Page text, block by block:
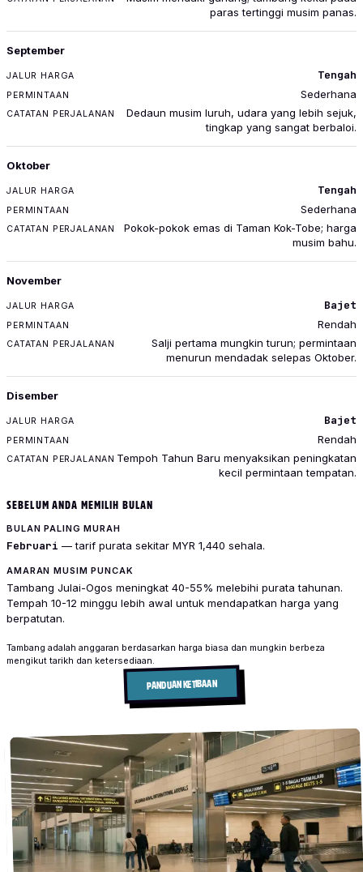
paras tertinggi musim panas.
September
Tengah
Sederhana
Dedaun musim luruh, udara yang lebih sejuk,
tingkap yang sangat berbaloi.
Oktober
Tengah
Sederhana
Pokok-pokok emas di Taman Kok-Tobe; harga
musim bahu.
November
Bajet
Rendah
Salji pertama mungkin turun; permintaan
menurun mendadak selepas Oktober.
Disember
Bajet
Rendah
Tempoh Tahun Baru menyaksikan peningkatan
kecil permintaan tempatan.
SEBELUM ANDA MEMILIH BULAN
BULAN PALING MURAH
Februari — tarif purata sekitar MYR 1,440 sehala.
AMARAN MUSIM PUNCAK
Tambang Julai-Ogos meningkat 40-55% melebihi purata tahunan.
Tempah 10-12 minggu lebih awal untuk mendapatkan harga yang
berpatutan.
Tambang adalah anggaran berdasarkan harga biasa dan mungkin berbeza
mengikut tarikh dan ketersediaan.
PANDUAN KETIBAAN